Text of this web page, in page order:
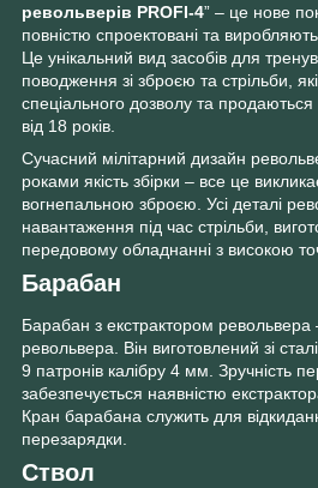
револьверів PROFI-4” – це нове
повністю спроектовані та
Це унікальний вид засобів для
поводження зі зброєю та стрільби,
спеціального дозволу та
від 18 років.
Сучасний мілітарний дизайн
роками якість збірки – все це
вогнепальною зброєю. Усі деталі
навантаження під час стрільби,
передовому обладнанні з високою
Барабан
Барабан з екстрактором револьвера
револьвера. Він виготовлений зі
9 патронів калібру 4 мм. Зручність
забезпечується наявністю
Кран барабана служить для
перезарядки.
Ствол